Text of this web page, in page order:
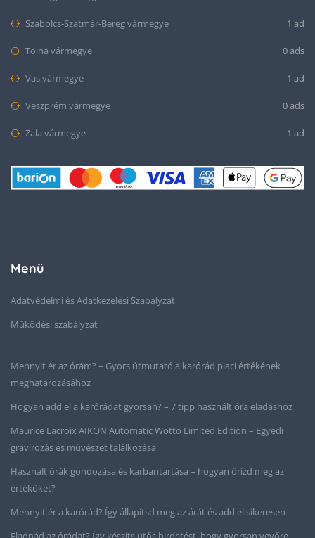
Szabolcs-Szatmár-Bereg vármegye 1 ad
Tolna vármegye 0 ads
Vas vármegye 1 ad
Veszprém vármegye 0 ads
Zala vármegye 1 ad
Menü
Adatvédelmi és Adatkezelési Szabályzat
Működési szabályzat
Mennyit ér az órám? – Gyors útmutató a karórád piaci értékének
meghatározásához
Hogyan add el a karórádat gyorsan? – 7 tipp használt óra eladáshoz
Maurice Lacroix AIKON Automatic Wotto Limited Edition – Egyedi
gravírozás és művészet találkozása
Használt órák gondozása és karbantartása – hogyan őrizd meg az
értéküket?
Mennyit ér a karórád? Így állapítsd meg az árát és add el sikeresen